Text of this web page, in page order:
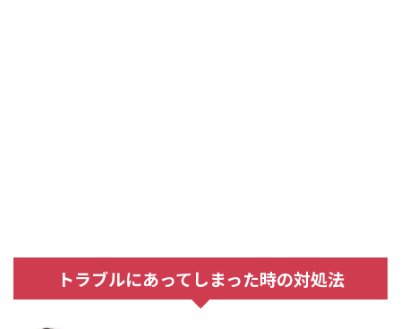
トラブルにあってしまった時の対処法